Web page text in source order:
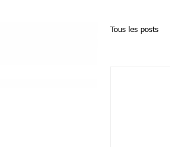
Tous les posts